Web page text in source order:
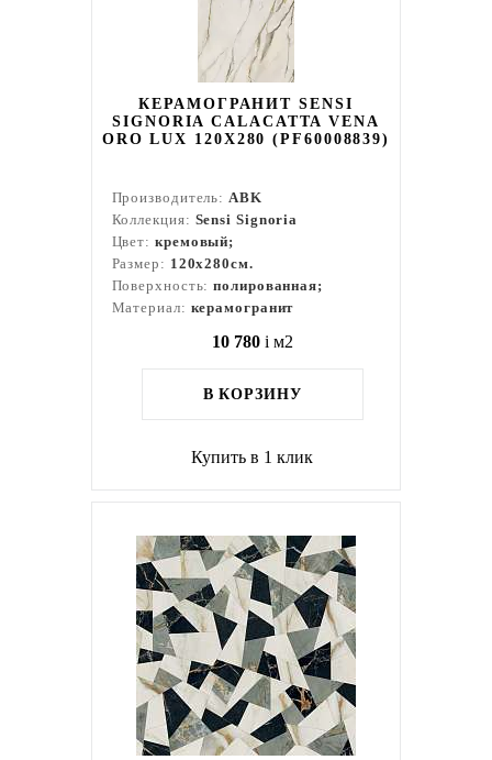
КЕРАМОГРАНИТ SENSI
SIGNORIA CALACATTA VENA
ORO LUX 120X280 (PF60008839)
Производитель:ABK
Коллекция: Sensi Signoria
Цвет: кремовый;
Размер: 120x280см.
Поверхность:полированная;
Материал: керамогранит
10 780 i м2
В КОРЗИНУ
Купить в 1 клик